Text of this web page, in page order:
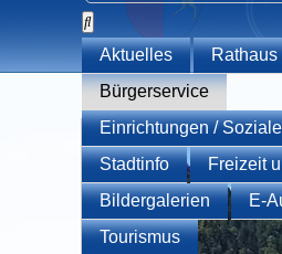
Aktuelles
Bürgerservice
Einrichtungen /
Stadtinfo
Freizeit
Bildergalerien
E-
Tourismus